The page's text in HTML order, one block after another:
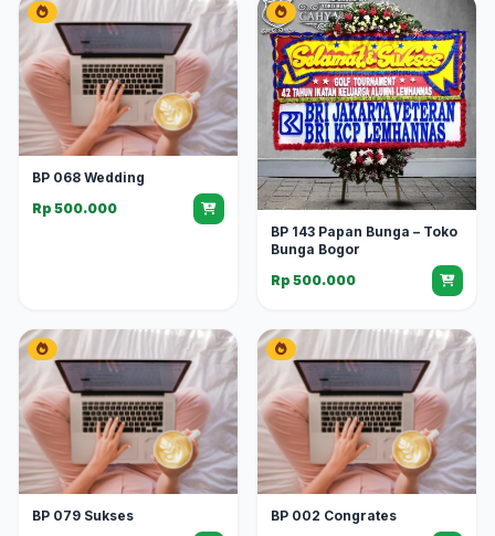
BP 068 Wedding
Rp 500.000
BP 143 Papan Bunga – Toko
Bunga Bogor
Rp 500.000
BP 079 Sukses
BP 002 Congrates